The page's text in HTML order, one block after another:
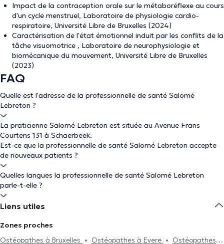
Impact de la contraception orale sur le métaboréflexe au cours
d'un cycle menstruel, Laboratoire de physiologie cardio-
respiratoire, Université Libre de Bruxelles (2024)
Caractérisation de l'état émotionnel induit par les conflits de la
tâche visuomotrice , Laboratoire de neurophysiologie et
biomécanique du mouvement, Université Libre de Bruxelles
(2023)
FAQ
Quelle est l'adresse de la professionnelle de santé Salomé
Lebreton ?
La praticienne Salomé Lebreton est située au Avenue Frans
Courtens 131 à Schaerbeek.
Est-ce que la professionnelle de santé Salomé Lebreton accepte
de nouveaux patients ?
Quelles langues la professionnelle de santé Salomé Lebreton
parle-t-elle ?
Liens utiles
Zones proches
Ostéopathes à Bruxelles
Ostéopathes à Evere
Ostéopathes à